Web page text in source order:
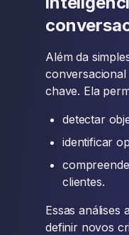
Além da
chave. Ela
detectar
identificar
clientes.
Essas análises
definir novos